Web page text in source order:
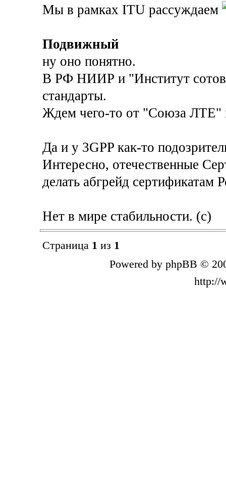
Мы в рамках ITU рассуждаем
Подвижный
ну оно понятно.
В РФ НИИР и "Институт
стандарты.
Ждем чего-то от "Союза ЛТЕ"
Да и у 3GPP как-то
Интересно, отечественные
делать абгрейд сертификатам
Нет в мире стабильности. (с)
Страница 1 из 1
Powered by phpBB ©
http://